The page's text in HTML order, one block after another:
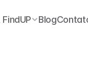
FindUP Blog